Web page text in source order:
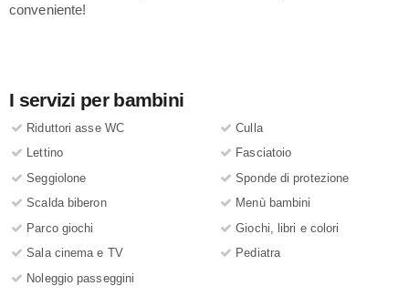
conveniente!
I servizi per bambini
Riduttori asse WC
Culla
Lettino
Fasciatoio
Seggiolone
Sponde di protezione
Scalda biberon
Menù bambini
Parco giochi
Giochi, libri e colori
Sala cinema e TV
Pediatra
Noleggio passeggini